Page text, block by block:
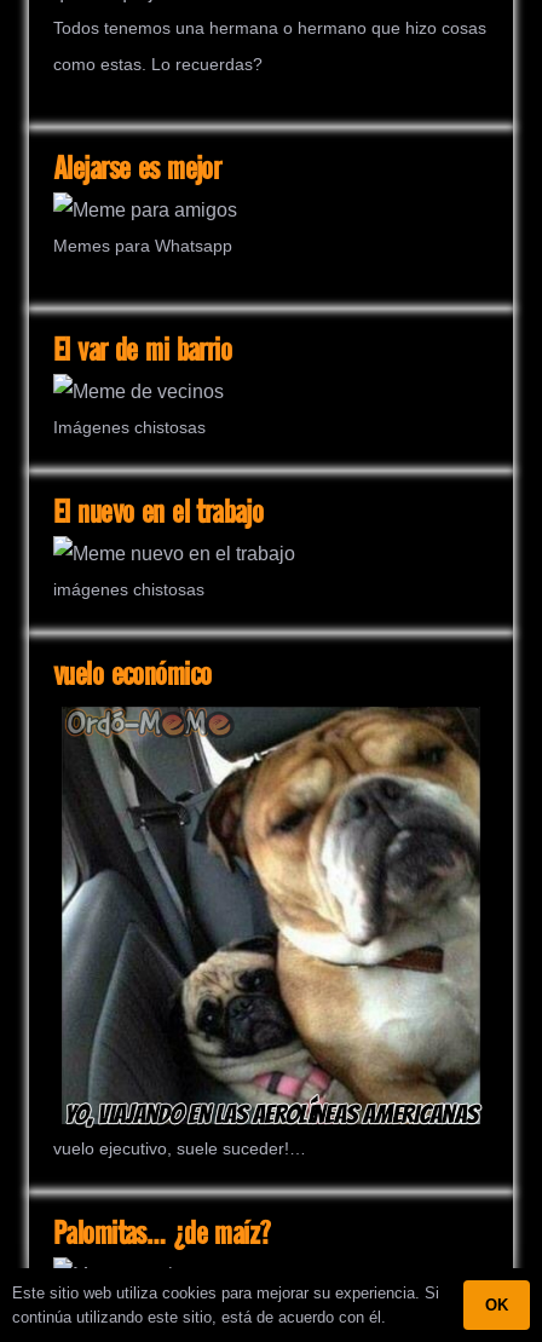
Todos tenemos una hermana o hermano que hizo cosas
como estas. Lo recuerdas?
Alejarse es mejor
Memes para Whatsapp
El var de mi barrio
Imágenes chistosas
El nuevo en el trabajo
imágenes chistosas
vuelo económico
vuelo ejecutivo, suele suceder!…
Palomitas… ¿de maíz?
Este sitio web utiliza cookies para mejorar su experiencia. Si
continúa utilizando este sitio, está de acuerdo con él.
OK